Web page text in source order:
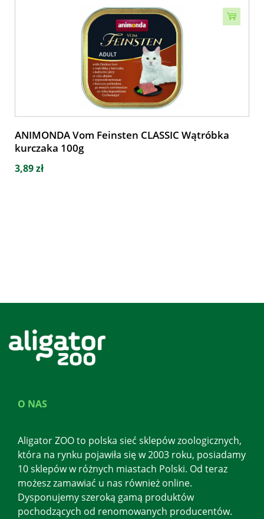
ANIMONDA Vom Feinsten CLASSIC Wątróbka
kurczaka 100g
3,89 zł
O NAS
Aligator ZOO to polska sieć sklepów zoologicznych,
która na rynku pojawiła się w 2003 roku, posiadamy
10 sklepów w różnych miastach Polski. Od teraz
możesz zamawiać u nas również online.
Dysponujemy szeroką gamą produktów
pochodzących od renomowanych producentów.